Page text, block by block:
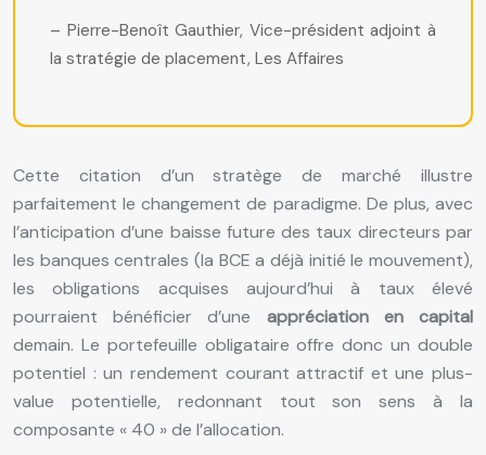
– Pierre-Benoît Gauthier, Vice-président adjoint à
la stratégie de placement, Les Affaires
Cette citation d’un stratège de marché illustre
parfaitement le changement de paradigme. De plus, avec
l’anticipation d’une baisse future des taux directeurs par
les banques centrales (la BCE a déjà initié le mouvement),
les obligations acquises aujourd’hui à taux élevé
pourraient bénéficier d’une appréciation en capital
demain. Le portefeuille obligataire offre donc un double
potentiel : un rendement courant attractif et une plus-
value potentielle, redonnant tout son sens à la
composante « 40 » de l’allocation.